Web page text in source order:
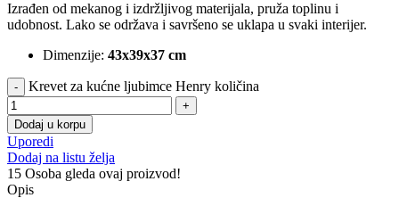
Izrađen od mekanog i izdržljivog materijala, pruža toplinu i
udobnost. Lako se održava i savršeno se uklapa u svaki interijer.
Dimenzije: 43x39x37 cm
Krevet za kućne ljubimce Henry količina
Dodaj u korpu
Uporedi
Dodaj na listu želja
15 Osoba gleda ovaj proizvod!
Opis